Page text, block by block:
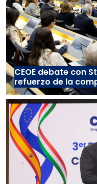
CEOE debate con
refuerzo de la